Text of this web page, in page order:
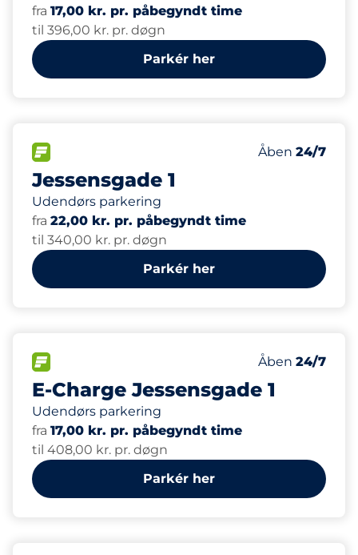
fra 17,00 kr. pr. påbegyndt time
til 396,00 kr. pr. døgn
Parkér her
Jessensgade 1
Udendørs parkering
Antal
Antal pladser
22
Lørdag
Åben 24/7
fra 22,00 kr. pr. påbegyndt time
til 340,00 kr. pr. døgn
Parkér her
E-Charge Jessensgade 1
Udendørs parkering
Antal
Ladepladser
2
Lørdag
Åben 24/7
fra 17,00 kr. pr. påbegyndt time
til 408,00 kr. pr. døgn
Parkér her